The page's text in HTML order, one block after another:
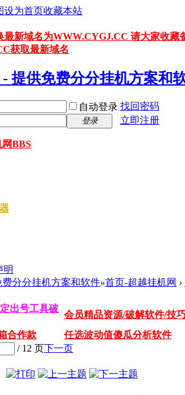
设为首页收藏本站
最新域名为WWW.CYGJ.CC 请大家收
获取最新域名
自动登录 找回密码
登录 立即注册
BBS
分分挂机方案和软件»首页-超越挂机网 ›
出号工具破
会员精品资源/破解软件/技
合作款
任选波动值傻瓜分析软件
/ 12 页下一页